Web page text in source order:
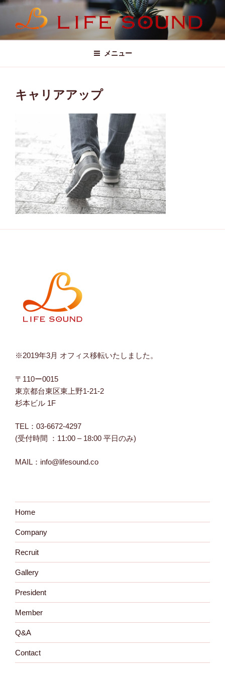
コ
ン
へ
LIFE SOUND (ライフサウンド)
メニュー
キャリアアップ
※2019年3月 オフィス移転いたしました。
〒110ー0015
東京都台東区東上野1-21-2
杉本ビル 1F
TEL：03-6672-4297
(受付時間 ：11:00 – 18:00 平日のみ)
MAIL：info@lifesound.co
Home
Company
Recruit
Gallery
President
Member
Q&A
Contact